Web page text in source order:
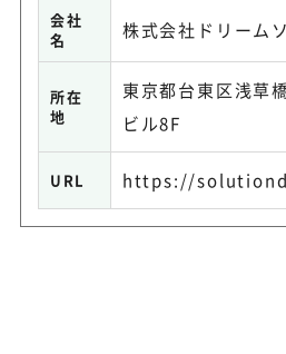
会社
名
株式会社ドリーム
所在
地
東京都台東区浅草
ビル8F
URL https://